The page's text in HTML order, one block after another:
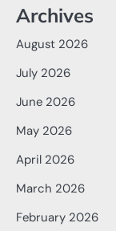
Archives
August 2026
July 2026
June 2026
May 2026
April 2026
March 2026
February 2026